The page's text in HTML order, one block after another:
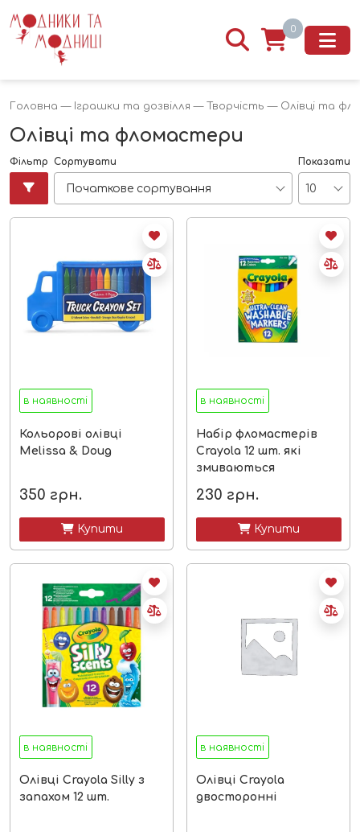
0
Головна — Іграшки та дозвілля — Творчість — Олівці та
Олівці та фломастери
Фільтр Сортувати
Початкове сортування
Показати
10
в наявності
Кольорові олівці
Melissa & Doug
350 грн.
 Купити
в наявності
Набір фломастерів
Crayola 12 шт. які
змиваються
230 грн.
 Купити
в наявності
Олівці Crayola Silly з
запахом 12 шт.
в наявності
Олівці Crayola
двосторонні